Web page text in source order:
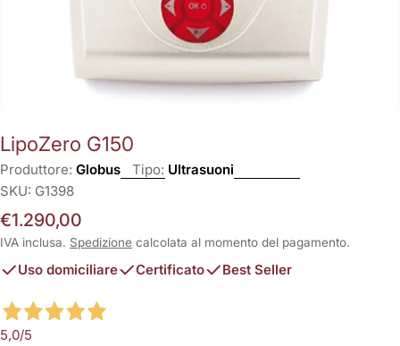
LipoZero G150
Produttore: Globus Tipo: Ultrasuoni
SKU: G1398
Prezzo
normale
€1.290,00
IVA inclusa. Spedizione calcolata al momento del pagamento.
Uso domiciliare Certificato Best Seller
5,0/5